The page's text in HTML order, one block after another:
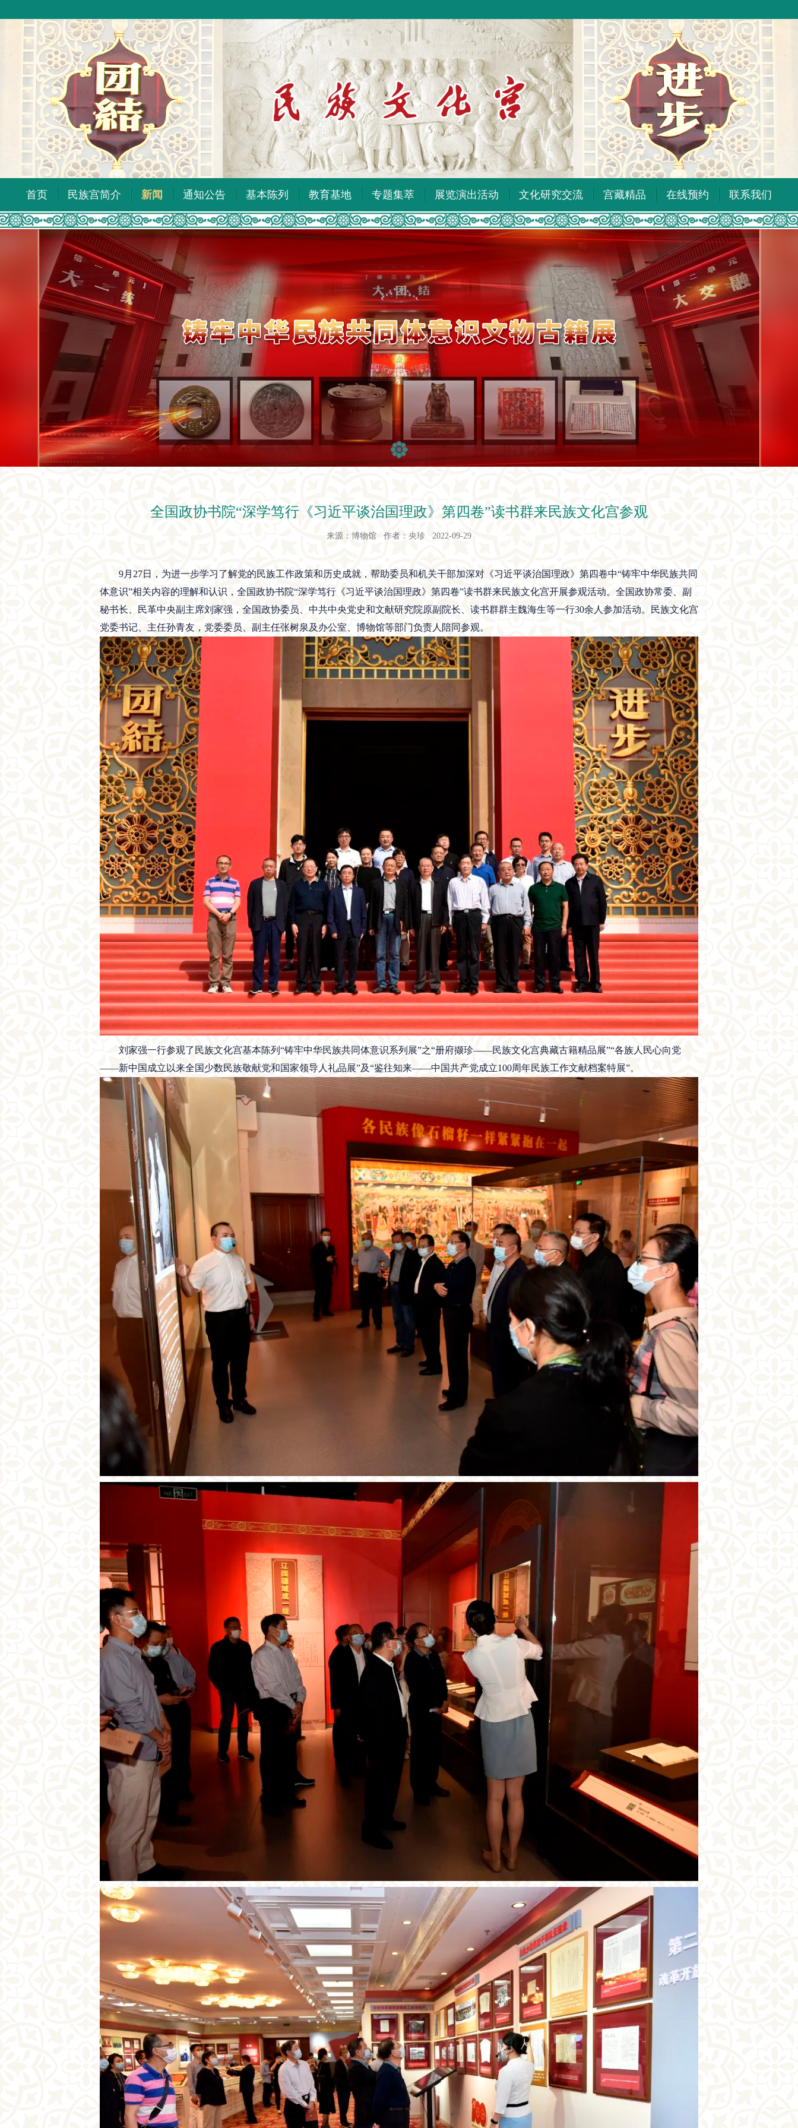
首页 民族宫简介 新闻 通知公告 基本陈列 教育基地 专题集萃 展览演出活动 文化研究交流 宫藏精品 在线预约 联系我们
全国政协书院“深学笃行《习近平谈治国理政》第四卷”读书群来民族文化宫参观
来源：博物馆 作者：央珍 2022-09-29
9月27日，为进一步学习了解党的民族工作政策和历史成就，帮助委员和机关干部加深对《习近平谈治国理政》第四卷中“铸牢中华民族共同
体意识”相关内容的理解和认识，全国政协书院“深学笃行《习近平谈治国理政》第四卷”读书群来民族文化宫开展参观活动。全国政协常委、副
秘书长、民革中央副主席刘家强，全国政协委员、中共中央党史和文献研究院原副院长、读书群群主魏海生等一行30余人参加活动。民族文化宫
党委书记、主任孙青友，党委委员、副主任张树泉及办公室、博物馆等部门负责人陪同参观。
刘家强一行参观了民族文化宫基本陈列“铸牢中华民族共同体意识系列展”之“册府撷珍——民族文化宫典藏古籍精品展”“各族人民心向党
——新中国成立以来全国少数民族敬献党和国家领导人礼品展”及“鉴往知来——中国共产党成立100周年民族工作文献档案特展”。